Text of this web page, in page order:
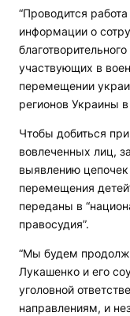
“Проводится
информации о
участвующих в
перемещении
регионов Украины
Чтобы добиться
вовлеченных лиц,
выявлению
перемещения
переданы в
правосудия”.
“Мы будем
Лукашенко и его
уголовной
направлениям, и